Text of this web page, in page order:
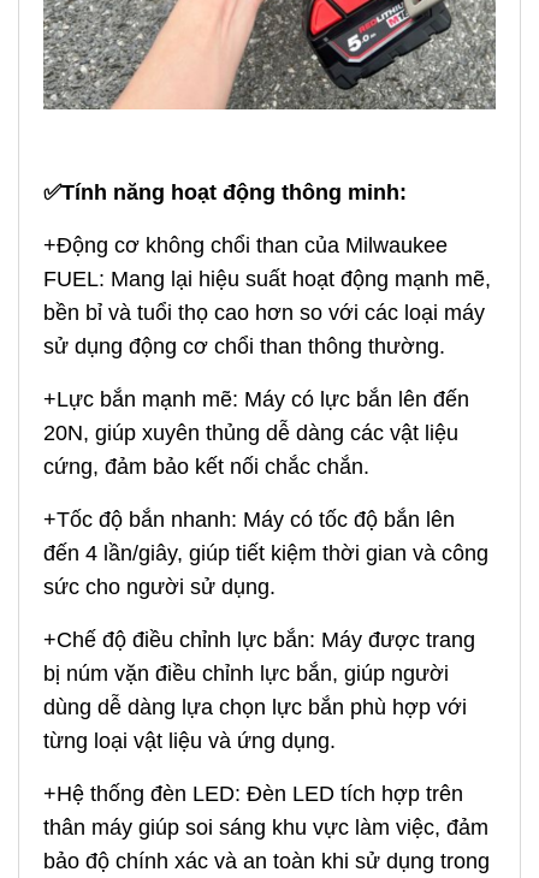
✅Tính năng hoạt động thông minh:
+Động cơ không chổi than của Milwaukee
FUEL: Mang lại hiệu suất hoạt động mạnh mẽ,
bền bỉ và tuổi thọ cao hơn so với các loại máy
sử dụng động cơ chổi than thông thường.
+Lực bắn mạnh mẽ: Máy có lực bắn lên đến
20N, giúp xuyên thủng dễ dàng các vật liệu
cứng, đảm bảo kết nối chắc chắn.
+Tốc độ bắn nhanh: Máy có tốc độ bắn lên
đến 4 lần/giây, giúp tiết kiệm thời gian và công
sức cho người sử dụng.
+Chế độ điều chỉnh lực bắn: Máy được trang
bị núm vặn điều chỉnh lực bắn, giúp người
dùng dễ dàng lựa chọn lực bắn phù hợp với
từng loại vật liệu và ứng dụng.
+Hệ thống đèn LED: Đèn LED tích hợp trên
thân máy giúp soi sáng khu vực làm việc, đảm
bảo độ chính xác và an toàn khi sử dụng trong